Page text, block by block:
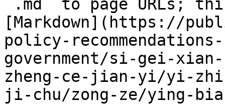
`.md` to page URLs;
[Markdown](https://
policy-
government/si-gei-
zheng-ce-jian-yi/yi-
ji-chu/zong-ze/ying-